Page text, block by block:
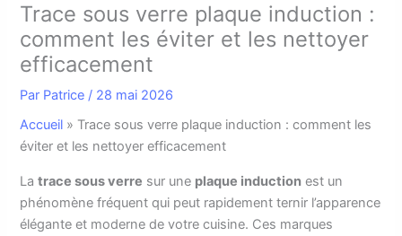
Trace sous verre plaque induction :
comment les éviter et les nettoyer
efficacement
Par Patrice / 28 mai 2026
Accueil » Trace sous verre plaque induction : comment les
éviter et les nettoyer efficacement
Latrace sous verre sur une plaque induction est un
phénomène fréquent qui peut rapidement ternir l’apparence
élégante et moderne de votre cuisine. Ces marques